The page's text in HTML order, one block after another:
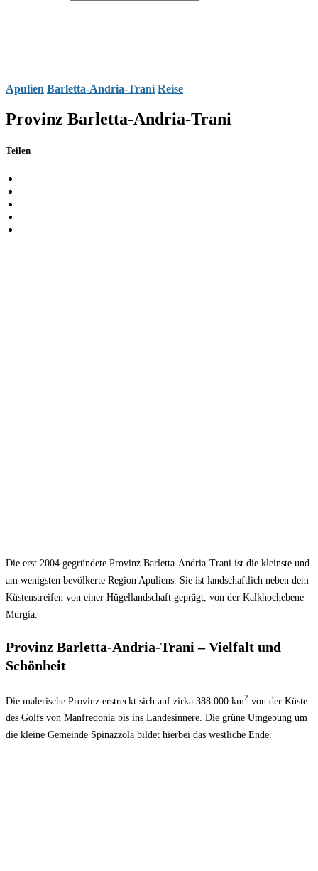
Apulien Barletta-Andria-Trani Reise
Provinz Barletta-Andria-Trani
Teilen
Die erst 2004 gegründete Provinz Barletta-Andria-Trani ist die kleinste und
am wenigsten bevölkerte Region Apuliens. Sie ist landschaftlich neben dem
Küstenstreifen von einer Hügellandschaft geprägt, von der Kalkhochebene
Murgia.
Provinz Barletta-Andria-Trani – Vielfalt und
Schönheit
Die malerische Provinz erstreckt sich auf zirka 388.000 km2 von der Küste
des Golfs von Manfredonia bis ins Landesinnere. Die grüne Umgebung um
die kleine Gemeinde Spinazzola bildet hierbei das westliche Ende.